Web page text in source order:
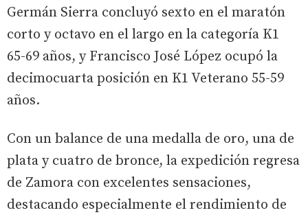
Germán Sierra concluyó sexto en el maratón
corto y octavo en el largo en la categoría K1
65-69 años, y Francisco José López ocupó la
decimocuarta posición en K1 Veterano 55-59
años.
Con un balance de una medalla de oro, una de
plata y cuatro de bronce, la expedición regresa
de Zamora con excelentes sensaciones,
destacando especialmente el rendimiento de